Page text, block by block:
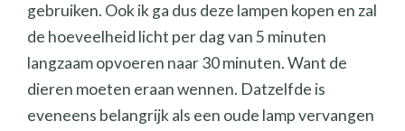
gebruiken. Ook ik ga dus deze lampen kopen en zal
de hoeveelheid licht per dag van 5 minuten
langzaam opvoeren naar 30 minuten. Want de
dieren moeten eraan wennen. Datzelfde is
eveneens belangrijk als een oude lamp vervangen